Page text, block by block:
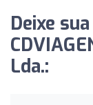
Deixe
Lda.: